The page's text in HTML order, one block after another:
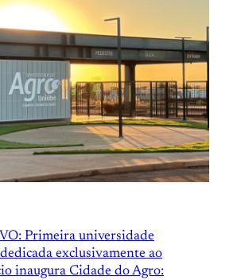
Primeira universidade
exclusivamente ao
inaugura Cidade do Agro: